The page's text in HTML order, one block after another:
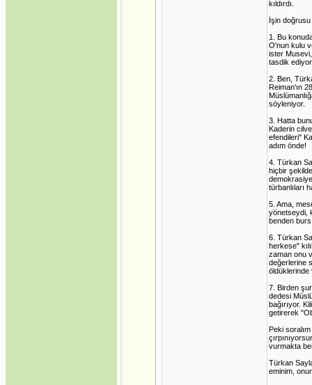
kıldırdı.
İşin
1. Bu
O'nun kulu
ister
tasdik
2. Ben,
Reiman'ın
söyleniyor.
3. Hatta
Kaderin
efendileri"
adım önde!
4. Türkan
hiçbir
türbanlıları
5. Ama,
yönetseydi,
benden
6. Türkan
herkese"
zaman onu
değerlerine
öldüklerinde
7. Birden
dedesi
bağırıyor.
getirerek
Peki
vurmakta
Türkan
eminim,